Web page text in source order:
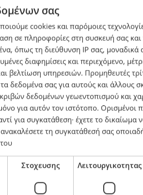
– Πώς κατέληξε σε βίαια
σας
cookies και παρόμοιες
σε πληροφορίες στη συσκευή σας και
όπως τη διεύθυνση IP σας, μοναδικά
διαφημίσεις και περιεχόμενο,
βελτίωση υπηρεσιών. Προμηθευτές
δεδομένα σας για αυτούς και άλλους
δεδομένων γεωεντοπισμού και
για αυτόν τον ιστότοπο. Ορισμένοι
για συγκατάθεση· έχετε το δικαίωμα
τη συγκατάθεσή σας
Στοχευσης Λειτουργικοτητας